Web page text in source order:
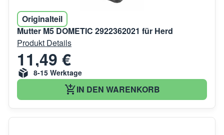
Originalteil
Mutter M5 DOMETIC 2922362021 für Herd
Produkt Details
11,49 €
8-15 Werktage
IN DEN WARENKORB